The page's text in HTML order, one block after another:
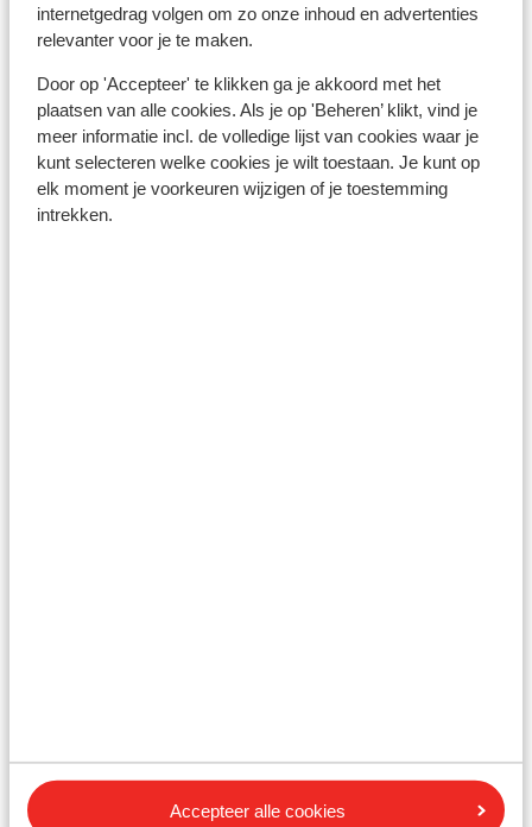
internetgedrag volgen om zo onze inhoud en advertenties
relevanter voor je te maken.
Door op 'Accepteer' te klikken ga je akkoord met het
plaatsen van alle cookies. Als je op 'Beheren’ klikt, vind je
meer informatie incl. de volledige lijst van cookies waar je
kunt selecteren welke cookies je wilt toestaan. Je kunt op
elk moment je voorkeuren wijzigen of je toestemming
intrekken.
Accepteer alle cookies
Telefoneren:
Wij adviseren om dit zoveel mogelijk te beperken,
vanwege de hoge kosten die hiervoor worden
verrekend. Informeer voorafgaand uw vakantie
hierover bij uw provider. Wilt u gebruikmaken van het
internet via je telefoon? Wij raden aan om dit via een
• Fiets